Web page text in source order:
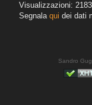
Visualizzazioni: 2183
Segnala qui dei dati
Sandro